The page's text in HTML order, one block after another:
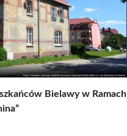
Bielawy w Ramach